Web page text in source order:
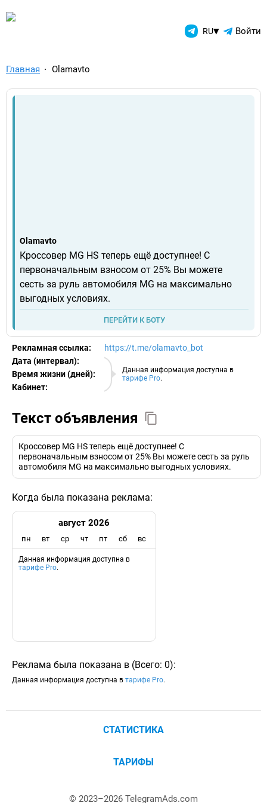
TelegramAds.com — RU▾ Войти
Главная Olamavto
Olamavto
Кроссовер MG HS теперь ещё доступнее! С
первоначальным взносом от 25% Вы можете
сесть за руль автомобиля MG на максимально
выгодных условиях.
ПЕРЕЙТИ К БОТУ
Рекламная ссылка: https://t.me/olamavto_bot
Данная информация доступна в
тарифе Pro.
Дата (интервал):
08.08.2026
Время жизни (дней):
Кабинет:
EURO
Текст объявления
Кроссовер MG HS теперь ещё доступнее! С
первоначальным взносом от 25% Вы можете сесть за руль
автомобиля MG на максимально выгодных условиях.
Когда была показана реклама:
август 2026
пн вт ср чт пт сб вс
Данная информация доступна в
тарифе Pro.
Реклама была показана в (Всего: 0):
Данная информация доступна в тарифе Pro.
СТАТИСТИКА
ТАРИФЫ
© 2023–2026 TelegramAds.com